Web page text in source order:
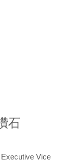
石
Vice